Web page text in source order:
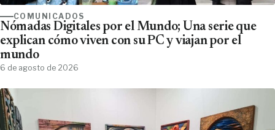
COMUNICADOS
Nómadas Digitales por el Mundo; Una serie que
explican cómo viven con su PC y viajan por el
mundo
6 de agosto de 2026